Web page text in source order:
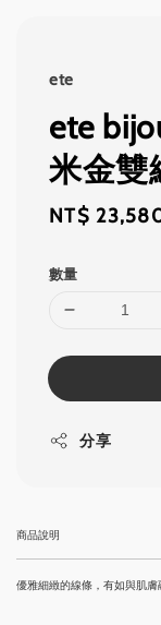
ete
ete
米金雙
Sale
NT$
數量
分享
商品說明
優雅細緻的線條，有如與肌膚